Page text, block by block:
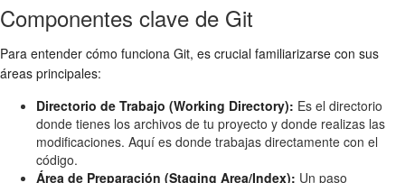
Componentes clave de Git
Para entender cómo funciona Git, es crucial familiarizarse con sus
áreas principales:
Directorio de Trabajo (Working Directory): Es el directorio
donde tienes los archivos de tu proyecto y donde realizas las
modificaciones. Aquí es donde trabajas directamente con el
código.
Área de Preparación (Staging Area/Index): Un paso